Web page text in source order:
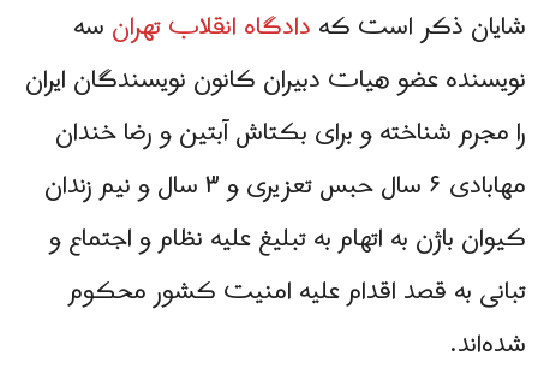
شایان ذکر است کهدادگاه انقلاب تهرانسه
نویسنده عضو هیات دبیران کانون نویسندگان ایران
را مجرم شناخته و برای بکتاش آبتین و رضا خندان
مهابادی ۶ سال حبس تعزیری و ۳ سال و نیم زندان
کیوان باژن به اتهام به تبلیغ علیه نظام و اجتماع و
تبانی به قصد اقدام علیه امنیت کشور محکوم
شده‌اند.